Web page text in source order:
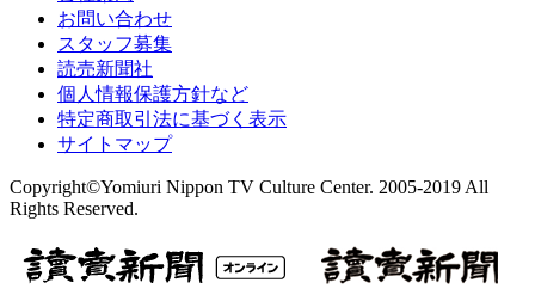
お問い合わせ
スタッフ募集
読売新聞社
個人情報保護方針など
特定商取引法に基づく表示
サイトマップ
Copyright©Yomiuri Nippon TV Culture Center. 2005-2019 All
Rights Reserved.